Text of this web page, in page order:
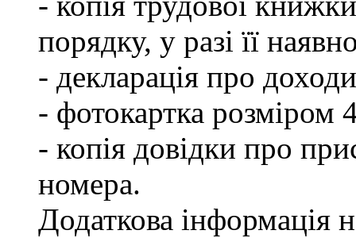
порядку, у разі її
- декларація про
- фотокартка розміром
- копія довідки про
номера.
Додаткова інформація